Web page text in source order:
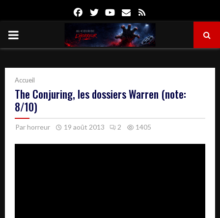
FacebookTwitterYoutube
Email
PRIMARY
Accueil
The Conjuring, les dossiers Warren (note:
8/10)
Parhorreur 19 août 2013 2 1405